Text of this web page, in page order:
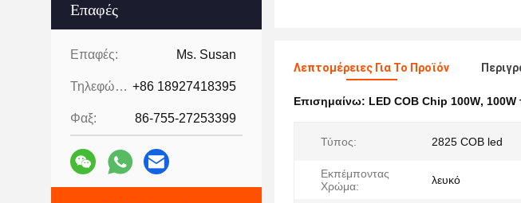
Επαφές
Επαφές: Ms. Susan
Τηλεφώνημα: +86 18927418395
Φαξ: 86-755-27253399
Λεπτομέρειες Για Το Προϊόν
Επισημαίνω: LED COB Chip 100W,
Τύπος: 2825 COB led
Εκπέμποντας
Χρώμα:
λευκό